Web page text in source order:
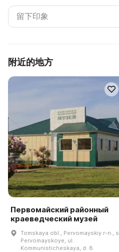
附近的地方
Первомайский районный
краеведческий музей
Tomskaya obl., Pervomayskiy r-n., s.
Pervomayskoye, ul.
Kommunisticheskaya, d. 8